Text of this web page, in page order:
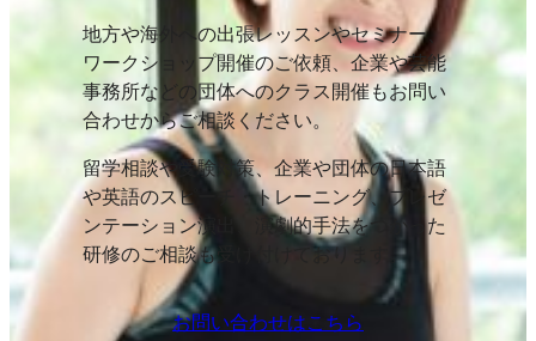
地方や海外への出張レッスンやセミナー、
ワークショップ開催のご依頼、企業や芸能
事務所などの団体へのクラス開催もお問い
合わせからご相談ください。
留学相談や受験対策、企業や団体の日本語
や英語のスピーチ・トレーニング、プレゼ
ンテーション演出、演劇的手法をつかった
研修のご相談も受け付けております。
お問い合わせはこちら